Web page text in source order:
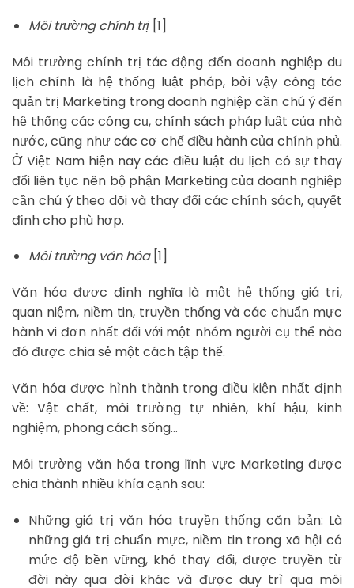
Môi trường chính trị [1]
Môi trường chính trị tác động đến doanh nghiệp du
lịch chính là hệ thống luật pháp, bởi vậy công tác
quản trị Marketing trong doanh nghiệp cần chú ý đến
hệ thống các công cụ, chính sách pháp luật của nhà
nước, cũng như các cơ chế điều hành của chính phủ.
Ở Việt Nam hiện nay các điều luật du lịch có sự thay
đổi liên tục nên bộ phận Marketing của doanh nghiệp
cần chú ý theo dõi và thay đổi các chính sách, quyết
định cho phù hợp.
Môi trường văn hóa [1]
Văn hóa được định nghĩa là một hệ thống giá trị,
quan niệm, niềm tin, truyền thống và các chuẩn mực
hành vi đơn nhất đối với một nhóm người cụ thể nào
đó được chia sẻ một cách tập thể.
Văn hóa được hình thành trong điều kiện nhất định
về: Vật chất, môi trường tự nhiên, khí hậu, kinh
nghiệm, phong cách sống…
Môi trường văn hóa trong lĩnh vực Marketing được
chia thành nhiều khía cạnh sau:
Những giá trị văn hóa truyền thống căn bản: Là
những giá trị chuẩn mực, niềm tin trong xã hội có
mức độ bền vững, khó thay đổi, được truyền từ
đời này qua đời khác và được duy trì qua môi